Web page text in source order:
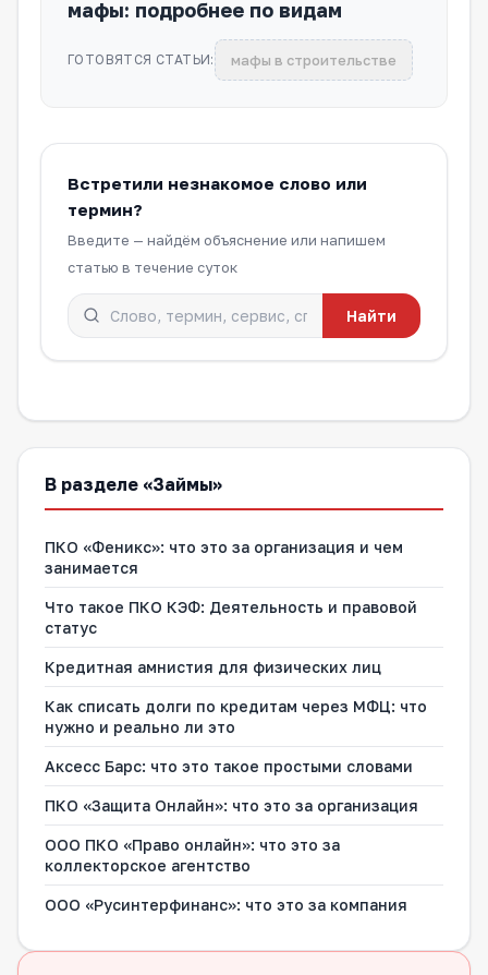
мафы: подробнее по видам
ГОТОВЯТСЯ СТАТЬИ: мафы в строительстве
Встретили незнакомое слово или
термин?
Введите — найдём объяснение или напишем
статью в течение суток
Найти
В разделе «Займы»
ПКО «Феникс»: что это за организация и чем
занимается
Что такое ПКО КЭФ: Деятельность и правовой
статус
Кредитная амнистия для физических лиц
Как списать долги по кредитам через МФЦ: что
нужно и реально ли это
Аксесс Барс: что это такое простыми словами
ПКО «Защита Онлайн»: что это за организация
ООО ПКО «Право онлайн»: что это за
коллекторское агентство
ООО «Русинтерфинанс»: что это за компания